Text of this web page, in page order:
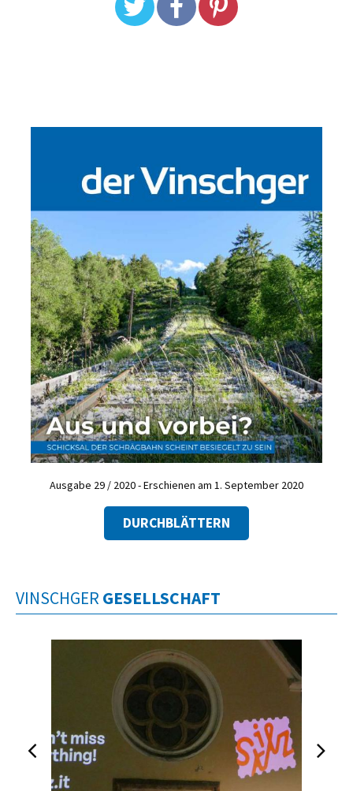
Ausgabe 29 / 2020 - Erschienen am 1. September 2020
DURCHBLÄTTERN
VINSCHGER GESELLSCHAFT